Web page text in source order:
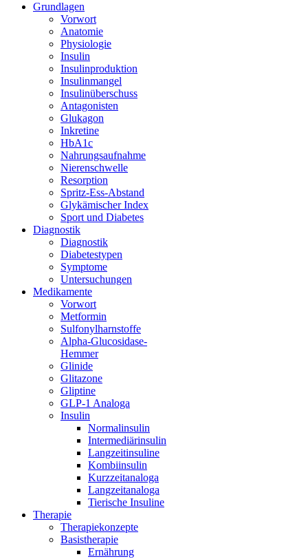
Grundlagen
Vorwort
Anatomie
Physiologie
Insulin
Insulinproduktion
Insulinmangel
Insulinüberschuss
Antagonisten
Glukagon
Inkretine
HbA1c
Nahrungsaufnahme
Nierenschwelle
Resorption
Spritz-Ess-Abstand
Glykämischer Index
Sport und Diabetes
Diagnostik
Diagnostik
Diabetestypen
Symptome
Untersuchungen
Medikamente
Vorwort
Metformin
Sulfonylharnstoffe
Alpha-Glucosidase-
Hemmer
Glinide
Glitazone
Gliptine
GLP-1 Analoga
Insulin
Normalinsulin
Intermediärinsulin
Langzeitinsuline
Kombiinsulin
Kurzzeitanaloga
Langzeitanaloga
Tierische Insuline
Therapie
Therapiekonzepte
Basistherapie
Ernährung